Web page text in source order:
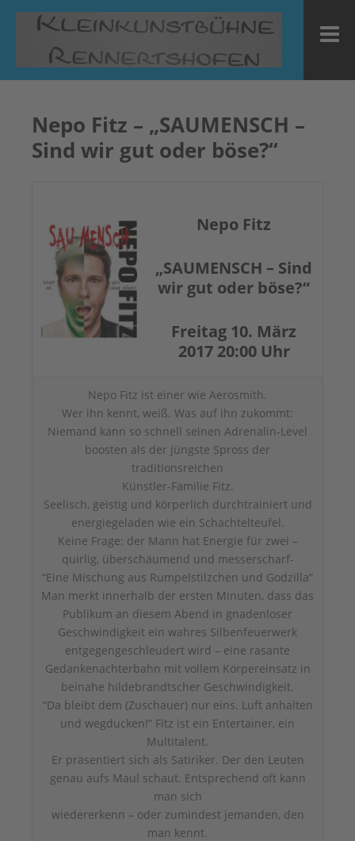
Zum
springen
Nepo Fitz – „SAUMENSCH –
Sind wir gut oder böse?“
Nepo Fitz
„SAUMENSCH – Sind
wir gut oder böse?“
Freitag 10. März
2017 20:00 Uhr
Nepo Fitz ist einer wie Aerosmith.
Wer ihn kennt, weiß. Was auf ihn zukommt:
Niemand kann so schnell seinen Adrenalin-Level
boosten als der jüngste Spross der
traditionsreichen
Künstler-Familie Fitz.
Seelisch, geistig und körperlich durchtrainiert und
energiegeladen wie ein Schachtelteufel.
Keine Frage: der Mann hat Energie für zwei –
quirlig, überschäumend und messerscharf-
“Eine Mischung aus Rumpelstilzchen und Godzilla”
Man merkt innerhalb der ersten Minuten, dass das
Publikum an diesem Abend in gnadenloser
Geschwindigkeit ein wahres Silbenfeuerwerk
entgegengeschleudert wird – eine rasante
Gedankenachterbahn mit vollem Körpereinsatz in
beinahe hildebrandtscher Geschwindigkeit.
“Da bleibt dem (Zuschauer) nur eins. Luft anhalten
und wegducken!” Fitz ist ein Entertainer, ein
Multitalent.
Er präsentiert sich als Satiriker. Der den Leuten
genau aufs Maul schaut. Entsprechend oft kann
man sich
wiedererkenn – oder zumindest jemanden, den
man kennt.